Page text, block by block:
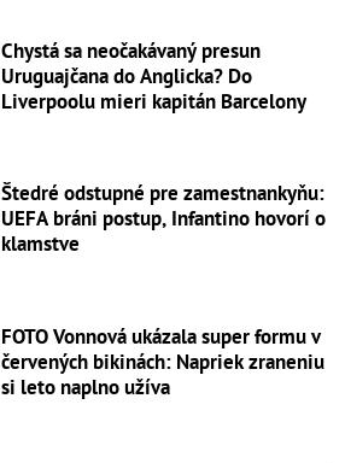
Chystá sa neočakávaný presun
Uruguajčana do Anglicka? Do
Liverpoolu mieri kapitán Barcelony
Štedré odstupné pre zamestnankyňu:
UEFA bráni postup, Infantino hovorí o
klamstve
FOTO Vonnová ukázala super formu v
červených bikinách: Napriek zraneniu
si leto naplno užíva